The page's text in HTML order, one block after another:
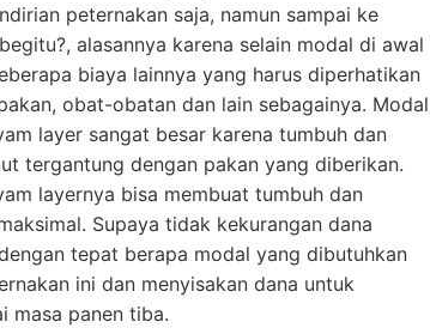
peternakan saja, namun sampai ke
alasannya karena selain modal di awal
biaya lainnya yang harus diperhatikan
obat-obatan dan lain sebagainya. Modal
layer sangat besar karena tumbuh dan
tergantung dengan pakan yang diberikan.
layernya bisa membuat tumbuh dan
Supaya tidak kekurangan dana
tepat berapa modal yang dibutuhkan
ini dan menyisakan dana untuk
masa panen tiba.